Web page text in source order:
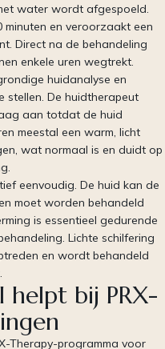
water wordt afgespoeld.
minuten en veroorzaakt een
Direct na de behandeling
enkele uren wegtrekt.
huidanalyse en
stellen. De huidtherapeut
aan totdat de huid
meestal een warm, licht
wat normaal is en duidt op
eenvoudig. De huid kan de
moet worden behandeld
is essentieel gedurende
Lichte schilfering
en wordt behandeld
helpt bij PRX-
Therapy-programma voor